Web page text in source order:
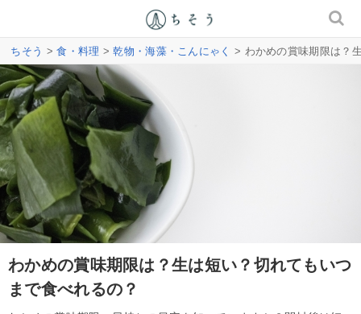
ちそう >食・料理 >乾物・海藻・こんにゃく > わかめの賞味期限は？
わかめの賞味期限は？生は短い？切れてもいつ
まで食べれるの？